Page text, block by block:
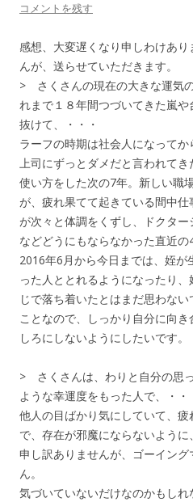
コメントを残す
感想、大変遅くなり申しわけあ
んが、送らせていただきます。
> さくさんの現在の大きな運気
れまで１８年間つづいてきた嵐
抜けて、・・・
ラーフの時期は社会人になってか
上司にずっとダメだと言われて
使い方をした次の7年。新しい職
が、疲れ果てて起きている間中
が次々と体調をくずし、ドクタ
などどうにもならなかった直近の
2016年6月から今日までは、姪
った人ととれるようになったり
じで落ち着いたとはまだ思わな
ことなので、しっかり自分に向
しろにしないようにしたいです。
> さくさんは、わりと自分の思
ような幸運度をもった人で、・・
他人の目ばかり気にしていて、
で、存在が邪魔にならないように
申し訳ありませんが、ゴーイン
ん。
気づいていないだけなのかもしれ